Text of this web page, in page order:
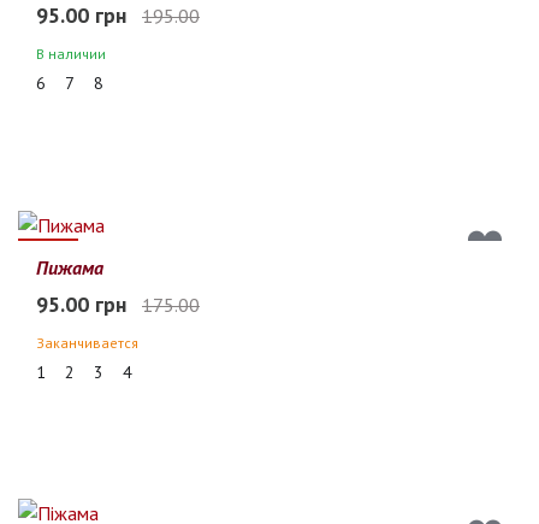
95.00 грн 195.00
В наличии
6 7 8
46%
Пижама
95.00 грн 175.00
Заканчивается
1 2 3 4